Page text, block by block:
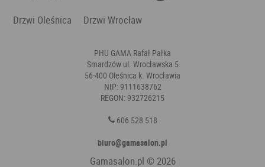
Drzwi Oleśnica
Drzwi Wrocław
PHU GAMA Rafał Pałka
Smardzów ul. Wrocławska 5
56-400 Oleśnica k. Wrocławia
NIP: 9111638762
REGON: 932726215
606 528 518
biuro@gamasalon.pl
Gamasalon.pl © 2026